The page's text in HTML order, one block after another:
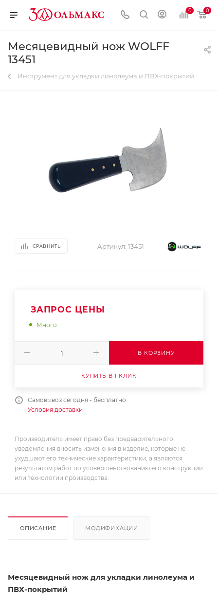
0 0
Месяцевидный нож WOLFF
13451
Инструмент для укладки линолеума и ПВХ-покрытий
СРАВНИТЬ Артикул: 13451
ЗАПРОС ЦЕНЫ
Много
В КОРЗИНУ
КУПИТЬ В 1 КЛИК
Самовывоз сегодня - бесплатно
Условия доставки
Производитель имеет право без предварительного
уведомления вносить изменения в изделие, которые не
ухудшают его технические характеристики, а являются
результатом работ по усовершенствованию его конструкции
или технологии производства.
ОПИСАНИЕ МОДИФИКАЦИИ
Месяцевидный нож для укладки линолеума и
ПВХ-покрытий